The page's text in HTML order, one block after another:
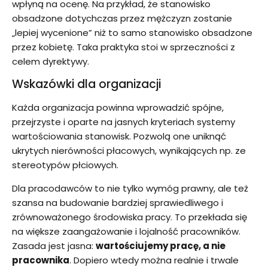
wpłyną na ocenę. Na przykład, że stanowisko
obsadzone dotychczas przez mężczyzn zostanie
„lepiej wycenione” niż to samo stanowisko obsadzone
przez kobietę. Taka praktyka stoi w sprzeczności z
celem dyrektywy.
Wskazówki dla organizacji
Każda organizacja powinna wprowadzić spójne,
przejrzyste i oparte na jasnych kryteriach systemy
wartościowania stanowisk. Pozwolą one uniknąć
ukrytych nierówności płacowych, wynikających np. ze
stereotypów płciowych.
Dla pracodawców to nie tylko wymóg prawny, ale też
szansa na budowanie bardziej sprawiedliwego i
zrównoważonego środowiska pracy. To przekłada się
na większe zaangażowanie i lojalność pracowników.
Zasada jest jasna: wartościujemy pracę, a nie
pracownika. Dopiero wtedy można realnie i trwale